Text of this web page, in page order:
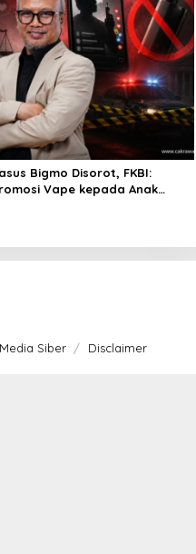
Bigmo Disorot, FKBI:
Vape kepada Anak
Siber Disclaimer